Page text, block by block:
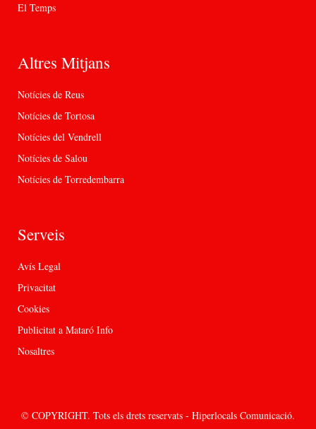
El Temps
Altres Mitjans
Notícies de Reus
Notícies de Tortosa
Notícies del Vendrell
Notícies de Salou
Notícies de Torredembarra
Serveis
Avís Legal
Privacitat
Cookies
Publicitat a Mataró Info
Nosaltres
© COPYRIGHT. Tots els drets reservats - Hiperlocals Comunicació.